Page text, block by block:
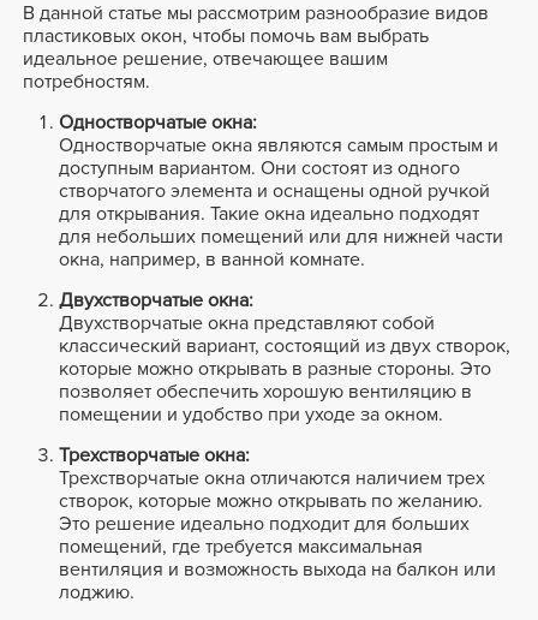
В данной статье мы рассмотрим разнообразие видов
пластиковых окон, чтобы помочь вам выбрать
идеальное решение, отвечающее вашим
потребностям.
Одностворчатые окна:
Одностворчатые окна являются самым простым и
доступным вариантом. Они состоят из одного
створчатого элемента и оснащены одной ручкой
для открывания. Такие окна идеально подходят
для небольших помещений или для нижней части
окна, например, в ванной комнате.
Двухстворчатые окна:
Двухстворчатые окна представляют собой
классический вариант, состоящий из двух створок,
которые можно открывать в разные стороны. Это
позволяет обеспечить хорошую вентиляцию в
помещении и удобство при уходе за окном.
Трехстворчатые окна:
Трехстворчатые окна отличаются наличием трех
створок, которые можно открывать по желанию.
Это решение идеально подходит для больших
помещений, где требуется максимальная
вентиляция и возможность выхода на балкон или
лоджию.